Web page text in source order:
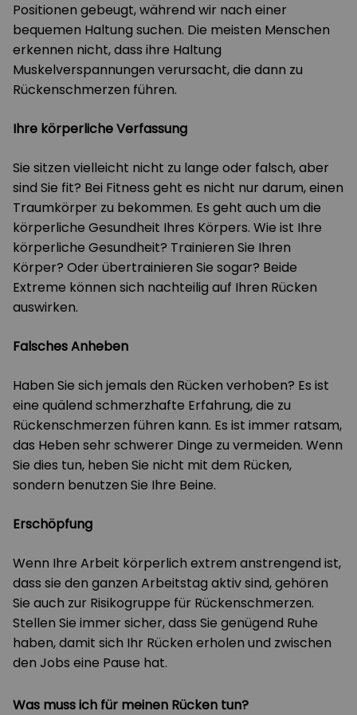
Positionen gebeugt, während wir nach einer
bequemen Haltung suchen. Die meisten Menschen
erkennen nicht, dass ihre Haltung
Muskelverspannungen verursacht, die dann zu
Rückenschmerzen führen.
Ihre körperliche Verfassung
Sie sitzen vielleicht nicht zu lange oder falsch, aber
sind Sie fit? Bei Fitness geht es nicht nur darum, einen
Traumkörper zu bekommen. Es geht auch um die
körperliche Gesundheit Ihres Körpers. Wie ist Ihre
körperliche Gesundheit? Trainieren Sie Ihren
Körper? Oder übertrainieren Sie sogar? Beide
Extreme können sich nachteilig auf Ihren Rücken
auswirken.
Falsches Anheben
Haben Sie sich jemals den Rücken verhoben? Es ist
eine quälend schmerzhafte Erfahrung, die zu
Rückenschmerzen führen kann. Es ist immer ratsam,
das Heben sehr schwerer Dinge zu vermeiden. Wenn
Sie dies tun, heben Sie nicht mit dem Rücken,
sondern benutzen Sie Ihre Beine.
Erschöpfung
Wenn Ihre Arbeit körperlich extrem anstrengend ist,
dass sie den ganzen Arbeitstag aktiv sind, gehören
Sie auch zur Risikogruppe für Rückenschmerzen.
Stellen Sie immer sicher, dass Sie genügend Ruhe
haben, damit sich Ihr Rücken erholen und zwischen
den Jobs eine Pause hat.
Was muss ich für meinen Rücken tun?